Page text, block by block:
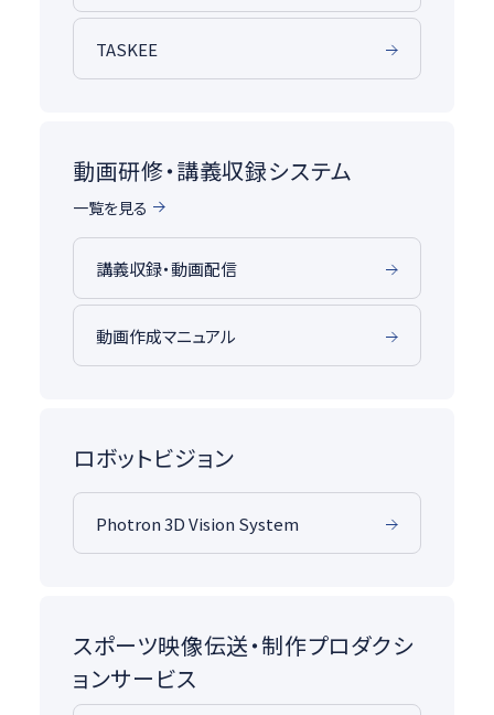
TASKEE
動画研修・講義収録システム
一覧を見る
講義収録・動画配信
動画作成マニュアル
ロボットビジョン
Photron 3D Vision System
スポーツ映像伝送・制作プロダクシ
ョンサービス